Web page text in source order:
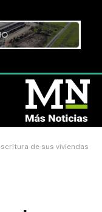
de sus viviendas